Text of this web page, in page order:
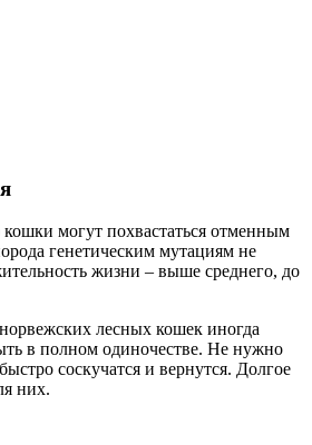
могут похвастаться отменным
генетическим мутациям не
жизни – выше среднего, до
лесных кошек иногда
в полном одиночестве. Не нужно
соскучатся и вернутся. Долгое
них.